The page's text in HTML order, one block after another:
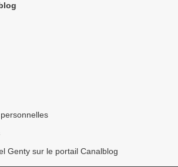
Genty sur le portail Canalblog